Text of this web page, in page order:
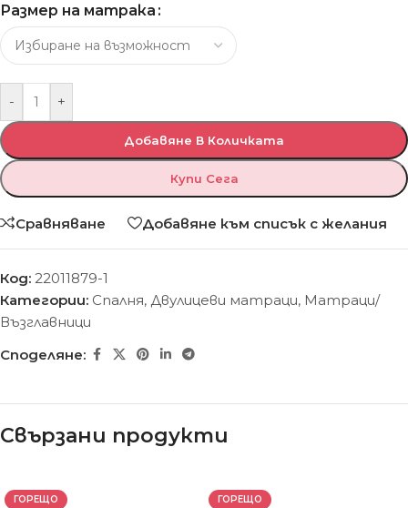
Размер на матрака
- +
Добавяне В Количката
Купи Сега
Сравняване Добавяне към списък с желания
Код: 22011879-1
Категории: Спалня, Двулицеви матраци, Матраци/
Възглавници
Споделяне:
Свързани продукти
ГОРЕЩО ГОРЕЩО